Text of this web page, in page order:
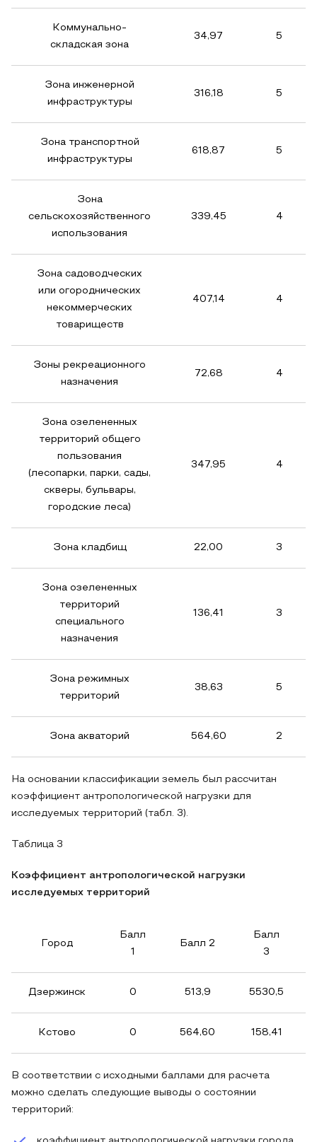
Коммунально-
складская зона
34,97 5
Зона инженерной
инфраструктуры
316,18 5
Зона транспортной
инфраструктуры
618,87 5
Зона
сельскохозяйственного
использования
339,45 4
Зона садоводческих
или огороднических
некоммерческих
товариществ
407,14 4
Зоны рекреационного
назначения
72,68 4
Зона озелененных
территорий общего
пользования
(лесопарки, парки, сады,
скверы, бульвары,
городские леса)
347,95 4
Зона кладбищ 22,00 3
Зона озелененных
территорий
специального
назначения
136,41 3
Зона режимных
территорий
38,63 5
Зона акваторий 564,60 2
На основании классификации земель был рассчитан
коэффициент антропологической нагрузки для
исследуемых территорий (табл. 3).
Таблица 3
Коэффициент антропологической нагрузки
исследуемых территорий
Город
Балл
1
Балл 2
Балл
3
Дзержинск 0 513,9 5530,5
Кстово 0 564,60 158,41
В соответствии с исходными баллами для расчета
можно сделать следующие выводы о состоянии
территорий: